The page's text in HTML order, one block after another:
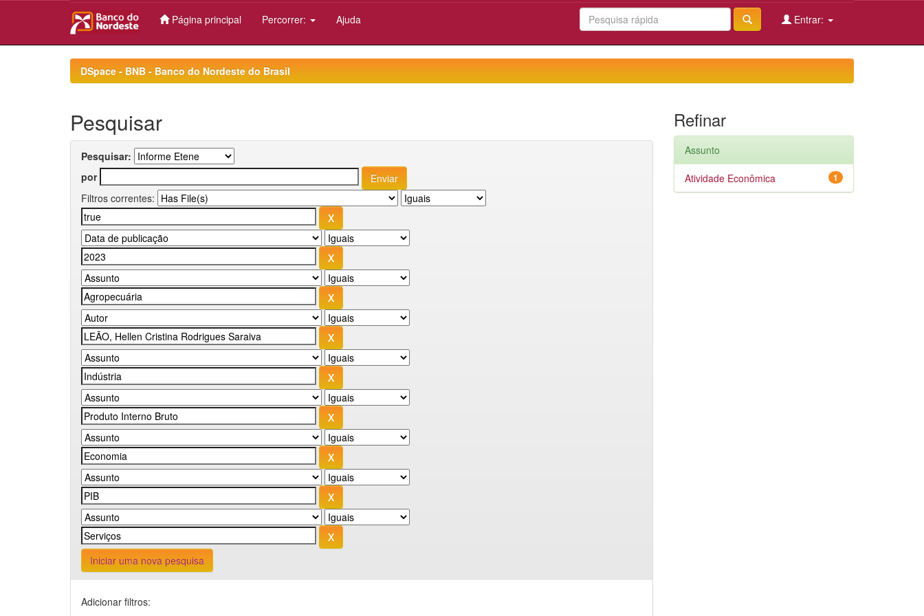
Página principal Percorrer: Ajuda Entrar:
DSpace - BNB - Banco do Nordeste do Brasil
Pesquisar
Pesquisar:
por
Filtros correntes:
Iniciar uma nova pesquisa
Adicionar filtros:
Refinar
Assunto
1
Atividade Econômica